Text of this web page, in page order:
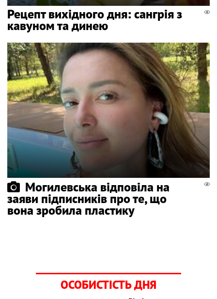
Рецепт вихідного дня: сангрія з
кавуном та динею
Могилевська відповіла на
заяви підписників про те, що
вона зробила пластику
ОСОБИСТІСТЬ ДНЯ